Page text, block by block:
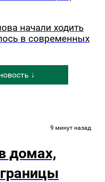
начали ходить
в современных
↓
9 минут назад
домах,